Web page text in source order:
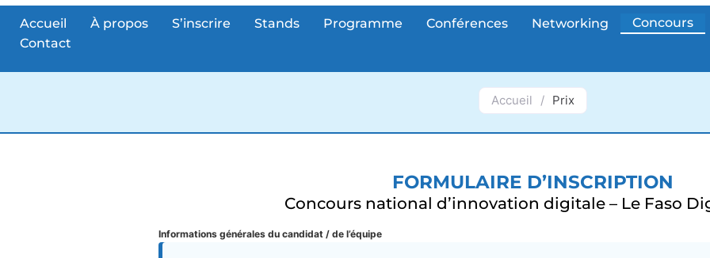
Accueil À propos S’inscrire Stands Programme Conférences Networking Concours
Contact
Accueil / Prix
FORMULAIRE D’INSCRIPTION
Concours national d’innovation digitale – Le Faso
Informations générales du candidat / de l’équipe